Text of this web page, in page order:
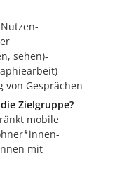
sehen)-
von Gesprächen
Zielgruppe?
mobile
mit